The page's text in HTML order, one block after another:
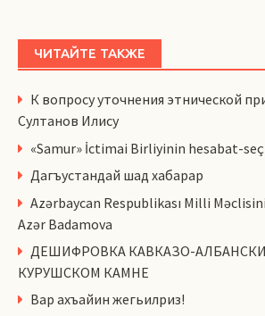
ЧИТАЙТЕ ТАКЖЕ
К вопросу уточнения этнической
Султанов Илису
«Samur» İctimai Birliyinin hesabat-
Дагъустандай шад хабарар
Azərbaycan Respublikası Milli
Azər Badamova
ДЕШИФРОВКА КАВКАЗО-
КУРУШСКОМ КАМНЕ
Вар ахъайин жегьилриз!